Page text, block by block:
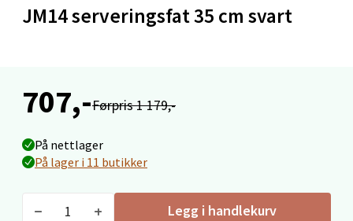
JM14 serveringsfat 35 cm svart
707,-Førpris 1 179,-
På nettlager
På lager i 11 butikker
Legg i handlekurv
Velg
Mo i Rana - Thon Senter Mo i Rana
Åpent i dag 10-18
6 i butikk